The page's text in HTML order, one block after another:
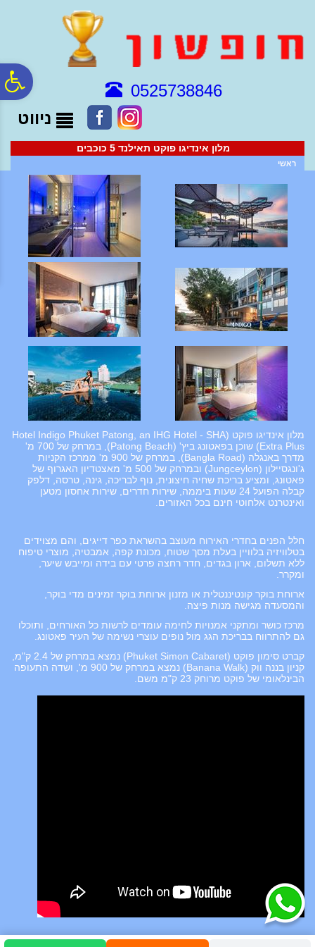
נגישות
0525738846
ניווט
מלון אינדיגו פוקט תאילנד 5 כוכבים
ראשי
מלון אינדיגו פוקט (Hotel Indigo Phuket Patong, an IHG Hotel - SHA
Extra Plus) שוכן בפאטונג ביץ' (Patong Beach), במרחק של 700 מ'
מדרך באנגלה (Bangla Road), במרחק של 900 מ' ממרכז הקניות
ג'ונגסיילון (Jungceylon) ובמרחק של 500 מ' מאצטדיון האגרוף של
פאטונג, ומציע בריכת שחיה חיצונית, נוף לבריכה, גינה, טרסה, דלפק
קבלה הפועל 24 שעות ביממה, שירות חדרים, שירות אחסון מטען
ואינטרנט אלחוטי חינם בכל האזורים.
חלל הפנים בחדרי האירוח מעוצב בהשראת כפר דייגים, והם מצוידים
בטלוויזיה בלוויין בעלת מסך שטוח, מכונת קפה, אמבטיה, מוצרי טיפוח
ללא תשלום, ארון בגדים, חדר רחצה פרטי עם בידה ומייבש שיער,
ומקרר.
ארוחת בוקר קונטיננטלית או מזנון ארוחת בוקר זמינים מדי בוקר,
והמסעדה מגישה מנות פיצה.
מרכז כושר ומתקני אמנויות לחימה עומדים לרשות כל האורחים, ותוכלו
גם להתרווח בבריכת הגג מול נופים עוצרי נשימה של העיר פאטונג.
קברט סימון פוקט (Phuket Simon Cabaret) נמצא במרחק של 2.4 ק"מ,
קניון בננה ווק (Banana Walk) נמצא במרחק של 900 מ', ושדה התעופה
הבינלאומי של פוקט מרוחק 23 ק"מ משם.